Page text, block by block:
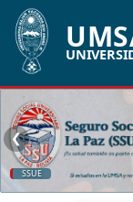
SSUE
❮